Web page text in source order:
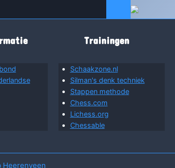
Trainingen
Schaakzone.nl
Silman's denk techniek
Stappen methode
Chess.com
Lichess.org
Chessable
Heerenveen